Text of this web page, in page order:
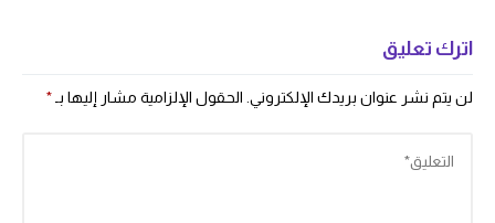
اترك تعليق
لن يتم نشر عنوان بريدك الإلكتروني. الحقول الإلزامية مشار إليها بـ *